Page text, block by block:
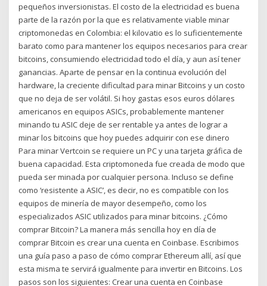
pequeños inversionistas. El costo de la electricidad es buena
parte de la razón por la que es relativamente viable minar
criptomonedas en Colombia: el kilovatio es lo suficientemente
barato como para mantener los equipos necesarios para crear
bitcoins, consumiendo electricidad todo el día, y aun así tener
ganancias. Aparte de pensar en la continua evolución del
hardware, la creciente dificultad para minar Bitcoins y un costo
que no deja de ser volátil. Si hoy gastas esos euros dólares
americanos en equipos ASICs, probablemente mantener
minando tu ASIC deje de ser rentable ya antes de lograr a
minar los bitcoins que hoy puedes adquirir con ese dinero
Para minar Vertcoin se requiere un PC y una tarjeta gráfica de
buena capacidad. Esta criptomoneda fue creada de modo que
pueda ser minada por cualquier persona. Incluso se define
como ‘resistente a ASIC’, es decir, no es compatible con los
equipos de minería de mayor desempeño, como los
especializados ASIC utilizados para minar bitcoins. ¿Cómo
comprar Bitcoin? La manera más sencilla hoy en día de
comprar Bitcoin es crear una cuenta en Coinbase. Escribimos
una guía paso a paso de cómo comprar Ethereum allí, así que
esta misma te servirá igualmente para invertir en Bitcoins. Los
pasos son los siguientes: Crear una cuenta en Coinbase